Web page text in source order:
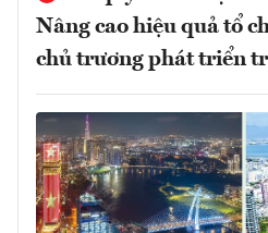
Nâng cao hiệu quả tổ
chủ trương phát triển